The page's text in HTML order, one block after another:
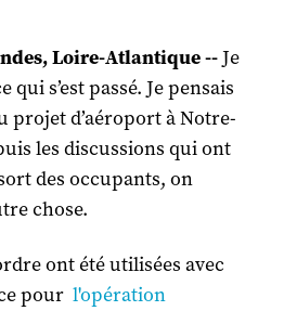
Loire-Atlantique --Je
s’est passé. Je pensais
projet d’aéroport à Notre-
les discussions qui ont
des occupants, on
chose.
ont été utilisées avec
pour l'opération